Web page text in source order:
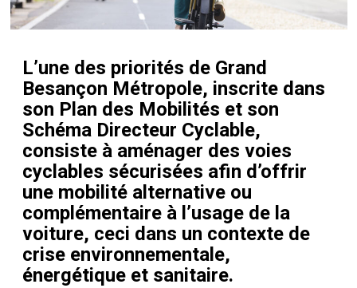
L’une des priorités de Grand
Besançon Métropole, inscrite dans
son Plan des Mobilités et son
Schéma Directeur Cyclable,
consiste à aménager des voies
cyclables sécurisées afin d’offrir
une mobilité alternative ou
complémentaire à l’usage de la
voiture, ceci dans un contexte de
crise environnementale,
énergétique et sanitaire.